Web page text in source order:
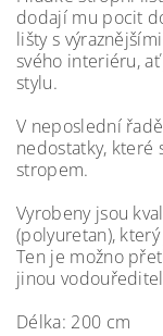
dodají mu pocit
lišty s
svého interiéru,
stylu.
V neposlední
nedostatky, které
stropem.
Vyrobeny jsou
(polyuretan),
Ten je možno
jinou
Délka: 200 cm